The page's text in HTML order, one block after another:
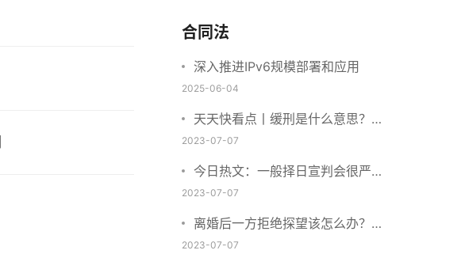
合同法
深入推进IPv6规模部署和应用
2025-06-04
天天快看点丨缓刑是什么意思？缓
刑需要坐牢吗？
2023-07-07
今日热文：一般择日宣判会很严重
吗？择日宣判会提前通知吗？
2023-07-07
离婚后一方拒绝探望该怎么办？离
婚拒绝探视会怎么样？ 当前简讯
2023-07-07